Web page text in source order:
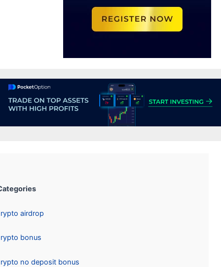
Categories:
Crypto airdrop
Crypto bonus
Crypto no deposit bonus